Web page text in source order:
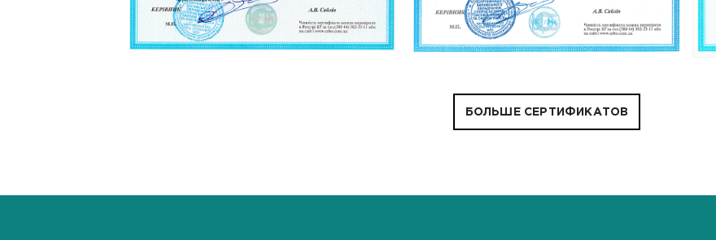
БОЛЬШЕ СЕРТИФИКАТОВ